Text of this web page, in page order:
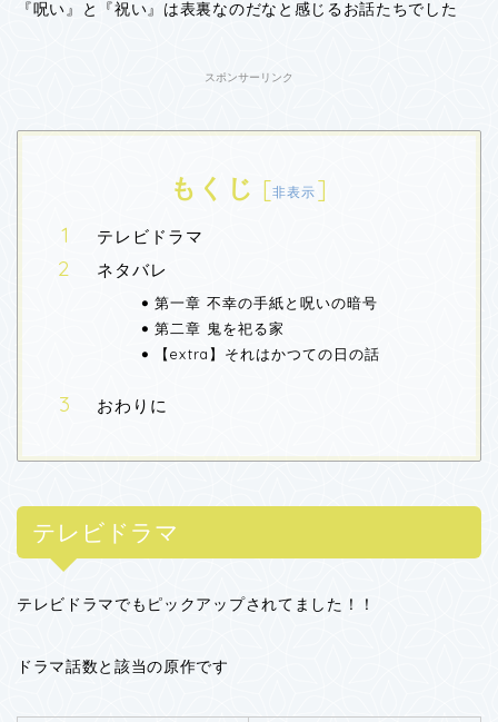
『呪い』と『祝い』は表裏なのだなと感じるお話たちでした
スポンサーリンク
もくじ [非表示 ]
テレビドラマ
ネタバレ
第一章 不幸の手紙と呪いの暗号
第二章 鬼を祀る家
【extra】それはかつての日の話
おわりに
テレビドラマ
テレビドラマでもピックアップされてました！！
ドラマ話数と該当の原作です